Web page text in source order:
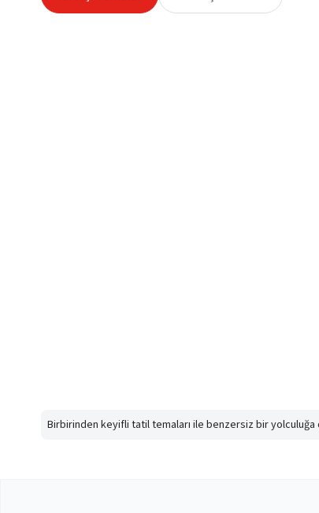
Birbirinden keyifli tatil temaları ile benzersiz bir yolculuğa